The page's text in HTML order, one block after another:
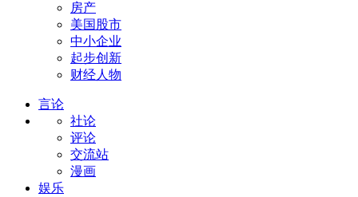
房产
美国股市
中小企业
起步创新
财经人物
言论
社论
评论
交流站
漫画
娱乐